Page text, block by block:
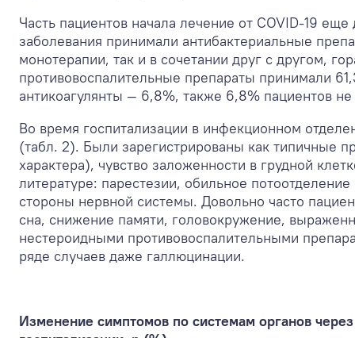
Часть пациентов начала лечение от COVID-19
заболевания принимали антибактериальные
монотерапии, так и в сочетании друг с другом,
противовоспалительные препараты принимали
антикоагулянты — 6,8%, также 6,8% пациентов
Во время госпитализации в инфекционном
(табл. 2). Были зарегистрированы как типичные
характера), чувство заложенности в грудной
литературе: парестезии, обильное
стороны нервной системы. Довольно часто
сна, снижение памяти, головокружение,
нестероидными противовоспалительными
ряде случаев даже галлюцинации.
Изменение симптомов по системам органов